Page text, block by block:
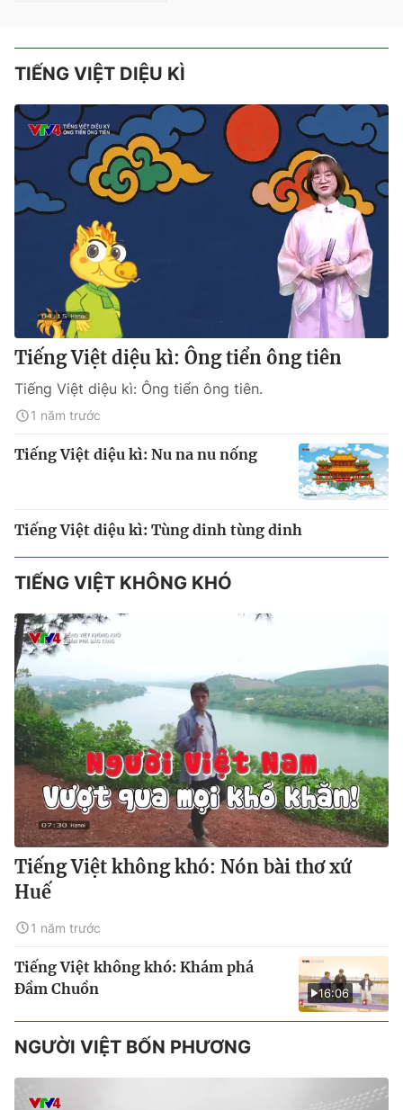
TIẾNG VIỆT DIỆU KÌ
Tiếng Việt diệu kì: Ông tiển ông tiên
Tiếng Việt diệu kì: Ông tiển ông tiên.
1 năm trước
Tiếng Việt diệu kì: Nu na nu nống
Tiếng Việt diệu kì: Tùng dinh tùng dinh
TIẾNG VIỆT KHÔNG KHÓ
Tiếng Việt không khó: Nón bài thơ xứ
Huế
1 năm trước
16:06
Tiếng Việt không khó: Khám phá
Đầm Chuồn
NGƯỜI VIỆT BỐN PHƯƠNG